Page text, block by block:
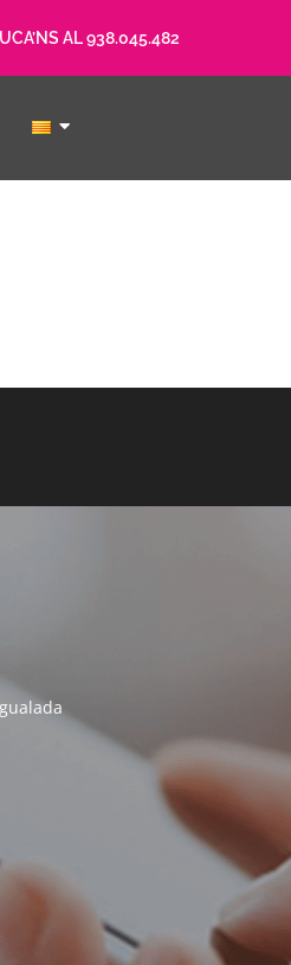
AL 938.045.482